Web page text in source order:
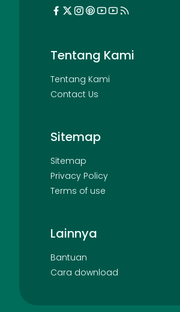
Tentang Kami
Tentang Kami
Contact Us
Sitemap
Sitemap
Privacy Policy
Terms of use
Lainnya
Bantuan
Cara download